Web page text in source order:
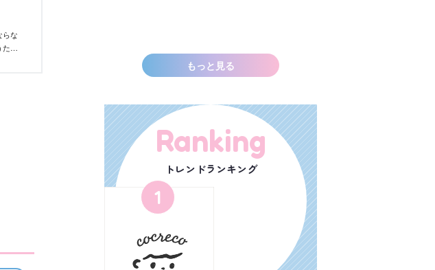
らな
た
もっと見る
Ranking
トレンドランキング
1